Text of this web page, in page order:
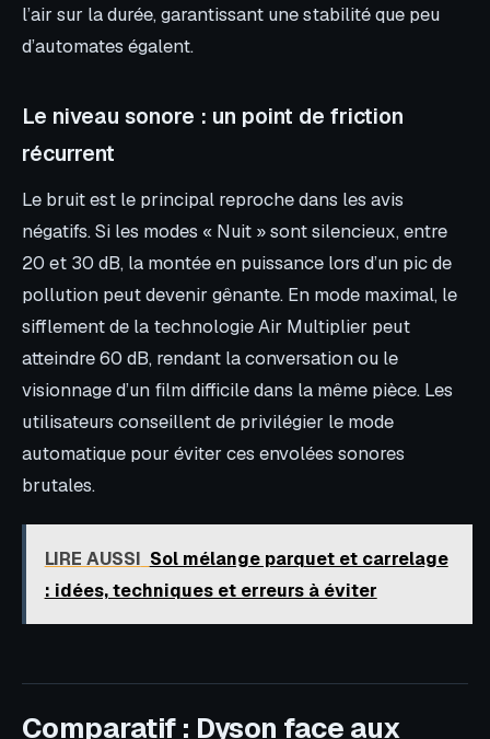
l’air sur la durée, garantissant une stabilité que peu
d’automates égalent.
Le niveau sonore : un point de friction
récurrent
Le bruit est le principal reproche dans les avis
négatifs. Si les modes « Nuit » sont silencieux, entre
20 et 30 dB, la montée en puissance lors d’un pic de
pollution peut devenir gênante. En mode maximal, le
sifflement de la technologie Air Multiplier peut
atteindre 60 dB, rendant la conversation ou le
visionnage d’un film difficile dans la même pièce. Les
utilisateurs conseillent de privilégier le mode
automatique pour éviter ces envolées sonores
brutales.
LIRE AUSSI Sol mélange parquet et carrelage
: idées, techniques et erreurs à éviter
Comparatif : Dyson face aux